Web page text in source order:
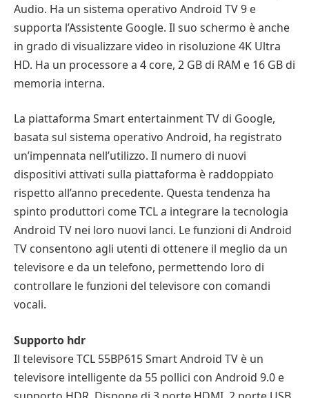
Audio. Ha un sistema operativo Android TV 9 e
supporta l’Assistente Google. Il suo schermo è anche
in grado di visualizzare video in risoluzione 4K Ultra
HD. Ha un processore a 4 core, 2 GB di RAM e 16 GB di
memoria interna.
La piattaforma Smart entertainment TV di Google,
basata sul sistema operativo Android, ha registrato
un’impennata nell’utilizzo. Il numero di nuovi
dispositivi attivati sulla piattaforma è raddoppiato
rispetto all’anno precedente. Questa tendenza ha
spinto produttori come TCL a integrare la tecnologia
Android TV nei loro nuovi lanci. Le funzioni di Android
TV consentono agli utenti di ottenere il meglio da un
televisore e da un telefono, permettendo loro di
controllare le funzioni del televisore con comandi
vocali.
Supporto hdr
Il televisore TCL 55BP615 Smart Android TV è un
televisore intelligente da 55 pollici con Android 9.0 e